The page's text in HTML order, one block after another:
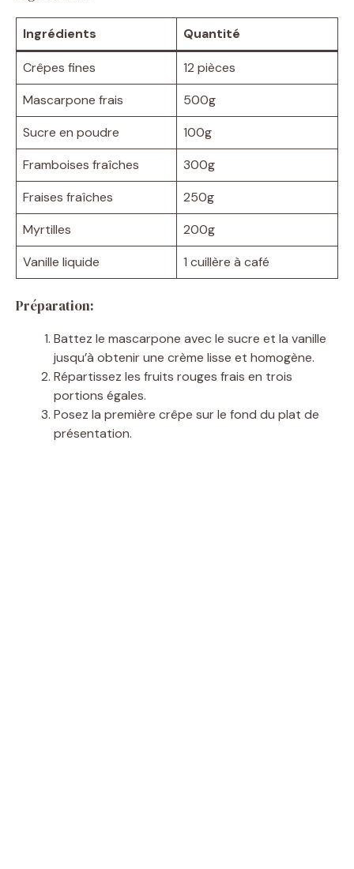
Ingrédients Quantité
Crêpes fines
12 pièces
Mascarpone frais
500g
Sucre en poudre
100g
Framboises fraîches
300g
Fraises fraîches
250g
Myrtilles
200g
Vanille liquide
1 cuillère à café
Préparation:
Battez le mascarpone avec le sucre et la vanille
jusqu’à obtenir une crème lisse et homogène.
Répartissez les fruits rouges frais en trois
portions égales.
Posez la première crêpe sur le fond du plat de
présentation.